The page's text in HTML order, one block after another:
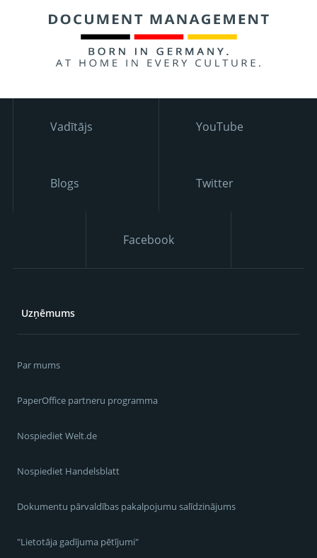
Vadītājs YouTube
Blogs Twitter
Facebook
Uzņēmums
Par mums
PaperOffice partneru programma
Nospiediet Welt.de
Nospiediet Handelsblatt
Dokumentu pārvaldības pakalpojumu salīdzinājums
"Lietotāja gadījuma pētījumi"